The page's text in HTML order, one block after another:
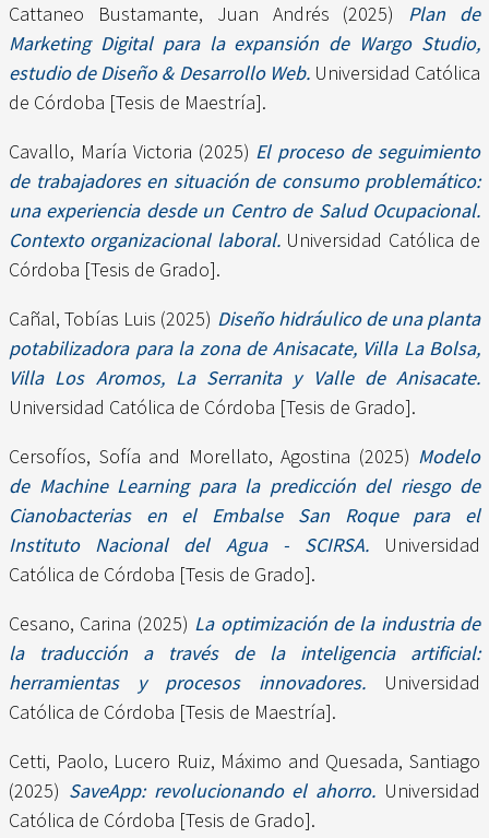
Cattaneo Bustamante, Juan Andrés (2025) Plan de
Marketing Digital para la expansión de Wargo Studio,
estudio de Diseño & Desarrollo Web.Universidad Católica
de Córdoba [Tesis de Maestría].
Cavallo, María Victoria (2025) El proceso de seguimiento
de trabajadores en situación de consumo problemático:
una experiencia desde un Centro de Salud Ocupacional.
Contexto organizacional laboral.Universidad Católica de
Córdoba [Tesis de Grado].
Cañal, Tobías Luis (2025) Diseño hidráulico de una planta
potabilizadora para la zona de Anisacate, Villa La Bolsa,
Villa Los Aromos, La Serranita y Valle de Anisacate.
Universidad Católica de Córdoba [Tesis de Grado].
Cersofíos, Sofía and Morellato, Agostina (2025) Modelo
de Machine Learning para la predicción del riesgo de
Cianobacterias en el Embalse San Roque para el
Instituto Nacional del Agua - SCIRSA.Universidad
Católica de Córdoba [Tesis de Grado].
Cesano, Carina (2025) La optimización de la industria de
la traducción a través de la inteligencia artificial:
herramientas y procesos innovadores. Universidad
Católica de Córdoba [Tesis de Maestría].
Cetti, Paolo, Lucero Ruiz, Máximo and Quesada, Santiago
(2025) SaveApp: revolucionando el ahorro. Universidad
Católica de Córdoba [Tesis de Grado].